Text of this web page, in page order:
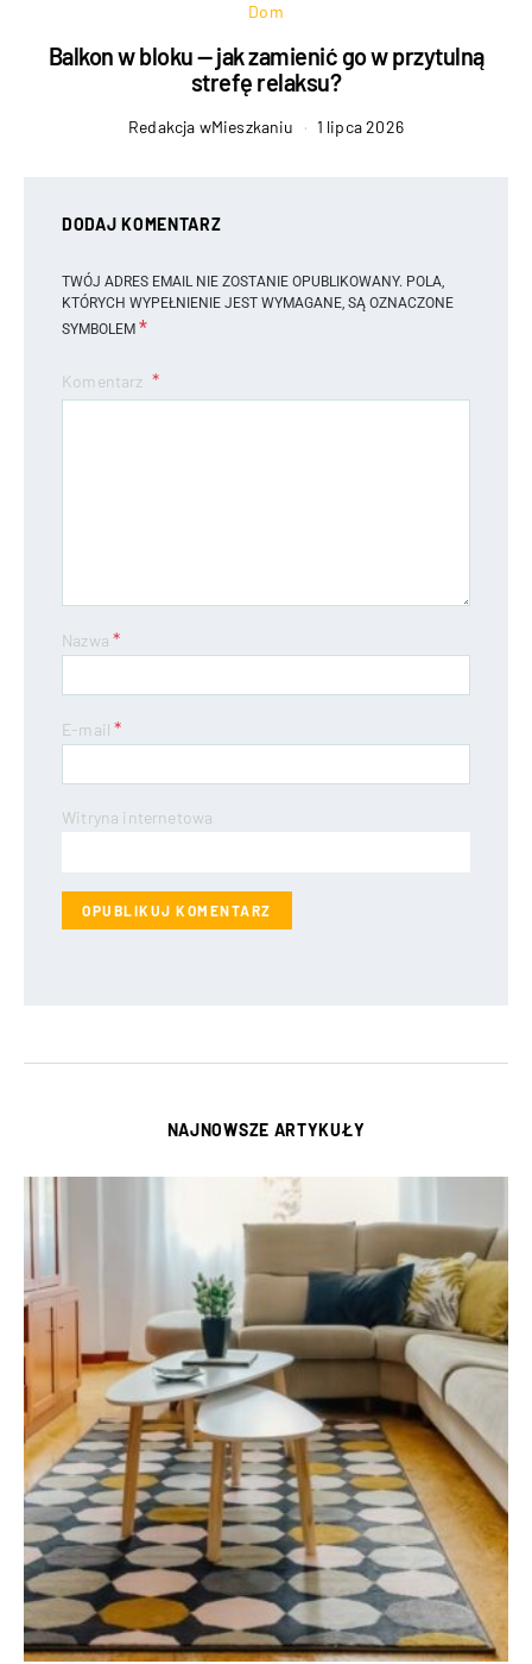
Dom
Balkon w bloku — jak zamienić go w przytulną
strefę relaksu?
Redakcja wMieszkaniu 1 lipca 2026
DODAJ KOMENTARZ
TWÓJ ADRES EMAIL NIE ZOSTANIE OPUBLIKOWANY. POLA,
KTÓRYCH WYPEŁNIENIE JEST WYMAGANE, SĄ OZNACZONE
SYMBOLEM *
Komentarz
Nazwa*
E-mail*
Witryna internetowa
NAJNOWSZE ARTYKUŁY